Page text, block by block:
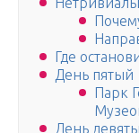
Где
День пятый
Парк
День